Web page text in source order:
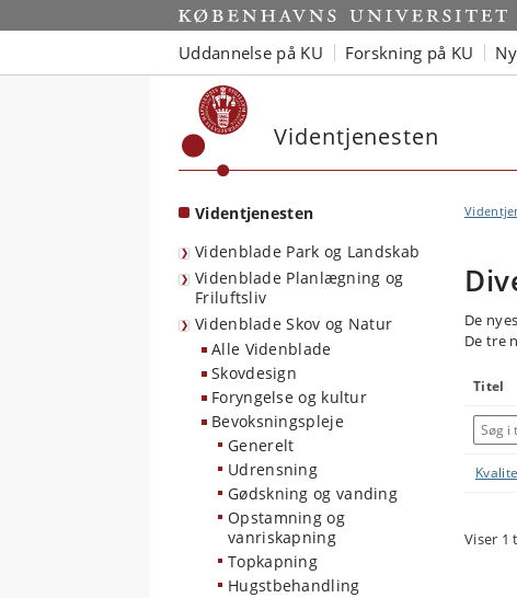
Start
Uddannelse på KU Forskning på KU
Videntjenesten
Videntjenesten
Videnblade Park og Landskab
Videnblade Planlægning og
Friluftsliv
Videnblade Skov og Natur
Alle Videnblade
Skovdesign
Foryngelse og kultur
Bevoksningspleje
Generelt
Udrensning
Gødskning og vanding
Opstamning og
vanriskapning
Topkapning
Hugstbehandling
De
De tre
Titel
Viser 1